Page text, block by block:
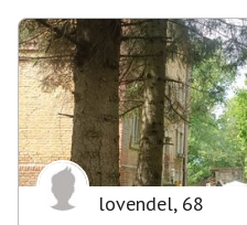
lovendel, 68